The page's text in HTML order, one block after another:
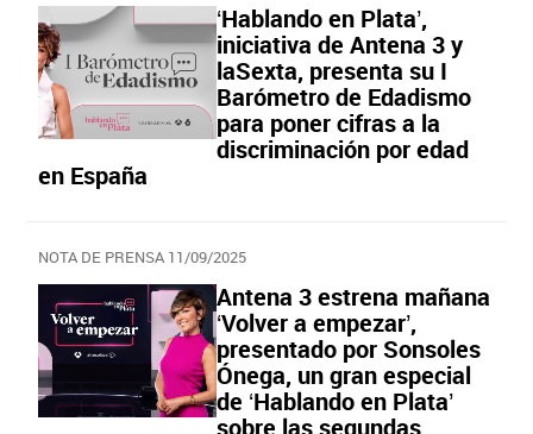
‘Hablando en Plata’,
iniciativa de Antena 3 y
laSexta, presenta su I
Barómetro de Edadismo
para poner cifras a la
discriminación por edad
en España
NOTA DE PRENSA 11/09/2025
Antena 3 estrena mañana
‘Volver a empezar’,
presentado por Sonsoles
Ónega, un gran especial
de ‘Hablando en Plata’
sobre las segundas